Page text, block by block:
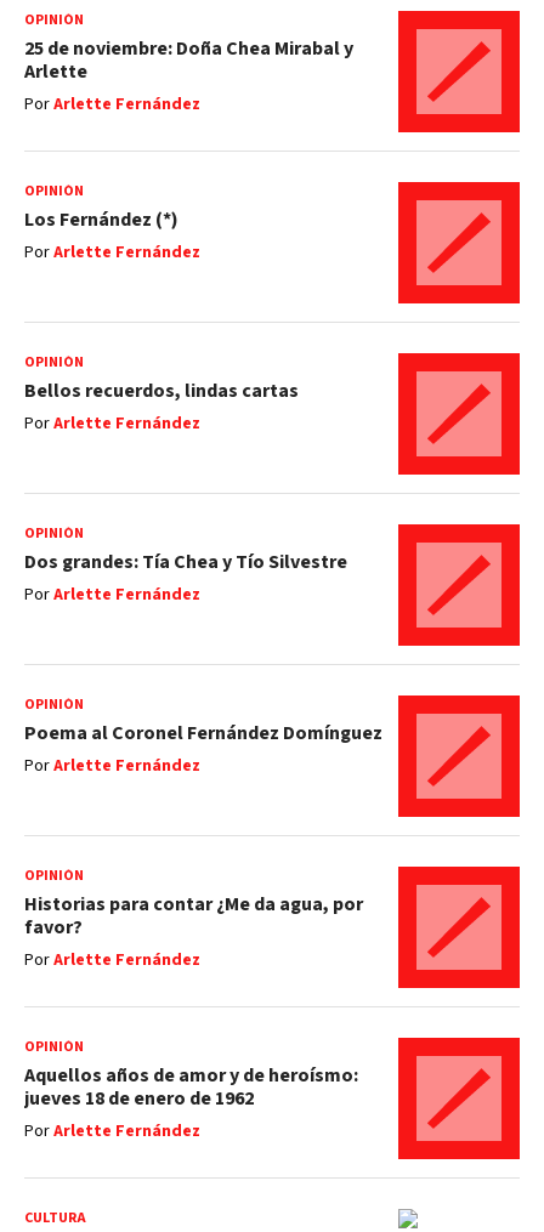
OPINIÓN
25 de noviembre: Doña Chea Mirabal y
Arlette
PorArlette Fernández
OPINIÓN
Los Fernández (*)
PorArlette Fernández
OPINIÓN
Bellos recuerdos, lindas cartas
PorArlette Fernández
OPINIÓN
Dos grandes: Tía Chea y Tío Silvestre
PorArlette Fernández
OPINIÓN
Poema al Coronel Fernández Domínguez
PorArlette Fernández
OPINIÓN
Historias para contar ¿Me da agua, por
favor?
PorArlette Fernández
OPINIÓN
Aquellos años de amor y de heroísmo:
jueves 18 de enero de 1962
PorArlette Fernández
CULTURA